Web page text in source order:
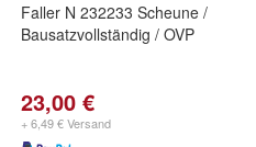
Faller N 232233 Scheune /
Bausatzvollständig / OVP
23,00 €
+ 6,49 € Versand